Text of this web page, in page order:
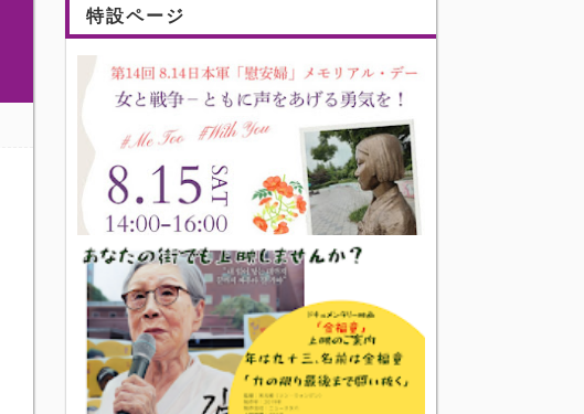
特設ページ